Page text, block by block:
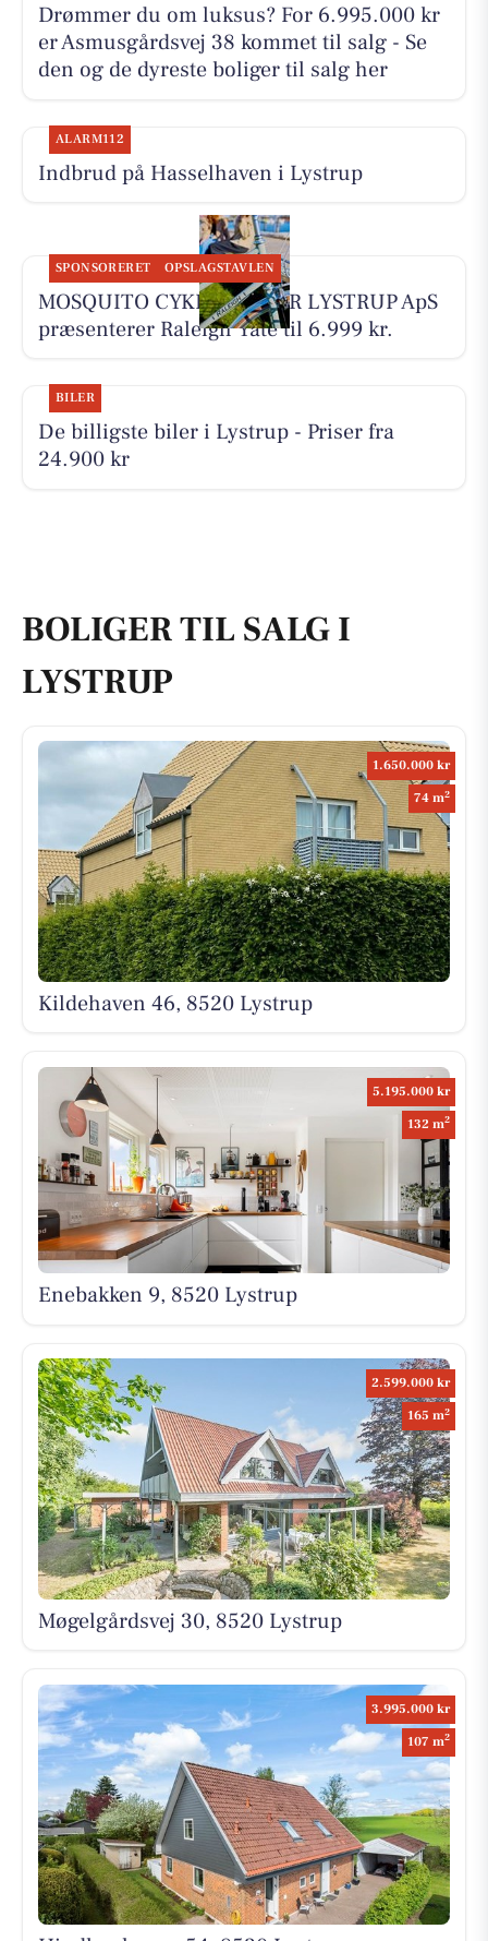
Drømmer du om luksus? For 6.995.000 kr
er Asmusgårdsvej 38 kommet til salg - Se
den og de dyreste boliger til salg her
ALARM112
Indbrud på Hasselhaven i Lystrup
SPONSORERET OPSLAGSTAVLEN
MOSQUITO CYKELCENTER LYSTRUP ApS
præsenterer Raleigh Yate til 6.999 kr.
BILER
De billigste biler i Lystrup - Priser fra
24.900 kr
BOLIGER TIL SALG I
LYSTRUP
1.650.000 kr
74 m2
Kildehaven 46, 8520 Lystrup
5.195.000 kr
132 m2
Enebakken 9, 8520 Lystrup
2.599.000 kr
165 m2
Møgelgårdsvej 30, 8520 Lystrup
3.995.000 kr
107 m2